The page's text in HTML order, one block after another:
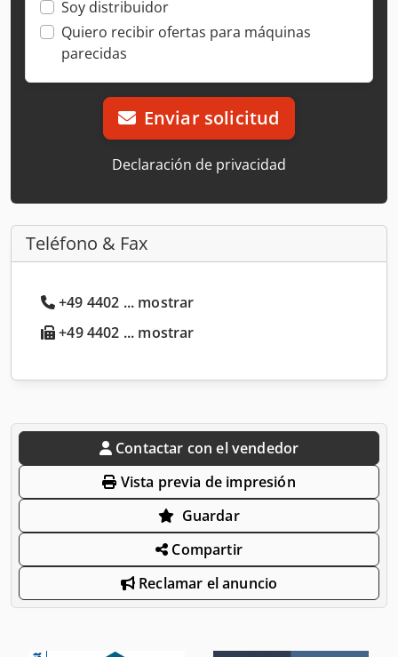
Soy distribuidor
Quiero recibir ofertas para máquinas
parecidas
Enviar solicitud
Declaración de privacidad
Teléfono & Fax
+49 4402 ... mostrar
+49 4402 ... mostrar
Contactar con el vendedor
Vista previa de impresión
Guardar
Compartir
Reclamar el anuncio